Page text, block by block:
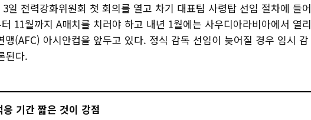
일 전력강화위원회 첫 회의를 열고 차기 대표팀 사령탑 선임 절차에 들어
11월까지 A매치를 치러야 하고 내년 1월에는 사우디아라비아에서 열리
맹(AFC) 아시안컵을 앞두고 있다. 정식 감독 선임이 늦어질 경우 임시 감
된다.
기간 짧은 것이 강점